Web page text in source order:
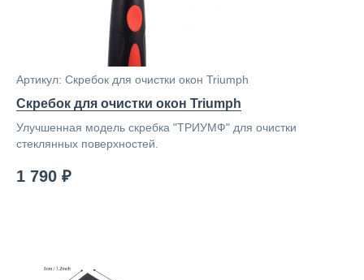
Артикул: Скребок для очистки окон Triumph
Скребок для очистки окон Triumph
Улучшенная модель скребка "ТРИУМФ" для очистки
стеклянных поверхностей.
1 790 ₽